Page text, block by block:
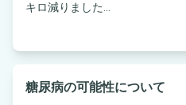
キロ減りました...
糖尿病の可能性について